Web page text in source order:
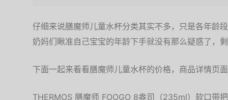
仔细来说膳魔师儿童水杯分类其实不多，只是各年龄
奶妈们瞅准自己宝宝的年龄下手就没有那么疑惑了，
下面一起来看看膳魔师儿童水杯的价格，商品详情页
THERMOS 膳魔师 FOOGO 8盎司（235ml）软口带